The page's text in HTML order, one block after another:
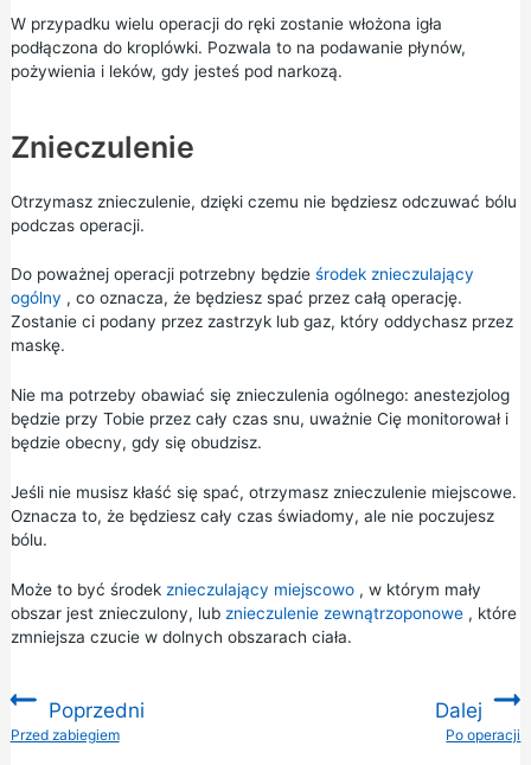
W przypadku wielu operacji do ręki zostanie włożona igła
podłączona do kroplówki. Pozwala to na podawanie płynów,
pożywienia i leków, gdy jesteś pod narkozą.
Znieczulenie
Otrzymasz znieczulenie, dzięki czemu nie będziesz odczuwać bólu
podczas operacji.
Do poważnej operacji potrzebny będzie środek znieczulający
ogólny , co oznacza, że będziesz spać przez całą operację.
Zostanie ci podany przez zastrzyk lub gaz, który oddychasz przez
maskę.
Nie ma potrzeby obawiać się znieczulenia ogólnego: anestezjolog
będzie przy Tobie przez cały czas snu, uważnie Cię monitorował i
będzie obecny, gdy się obudzisz.
Jeśli nie musisz kłaść się spać, otrzymasz znieczulenie miejscowe.
Oznacza to, że będziesz cały czas świadomy, ale nie poczujesz
bólu.
Może to być środek znieczulający miejscowo, w którym mały
obszar jest znieczulony, lub znieczulenie zewnątrzoponowe, które
zmniejsza czucie w dolnych obszarach ciała.
Poprzedni
:Przed zabiegiem
Dalej
Po operacji